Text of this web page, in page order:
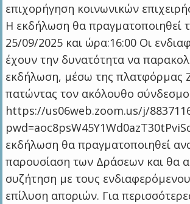
επιχορήγηση κοινωνικών
Η εκδήλωση θα πραγματοποιηθεί
25/09/2025 και ώρα:16:00 Οι
έχουν την δυνατότητα να
εκδήλωση, μέσω της
πατώντας τον ακόλουθο
https://us06web.zoom.us/j/
εκδήλωση θα πραγματοποιηθεί
παρουσίαση των Δράσεων και θα
συζήτηση με τους
επίλυση αποριών. Για